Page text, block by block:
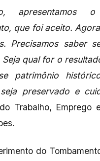
apresentamos
que foi aceito.
Precisamos saber
qual for o
patrimônio
preservado e
Trabalho, Emprego
do